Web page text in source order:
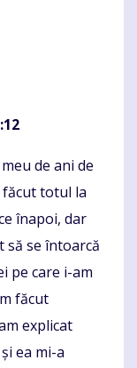
de ani de
făcut totul la
înapoi, dar
se întoarcă
pe care i-am
făcut
explicat
ea mi-a